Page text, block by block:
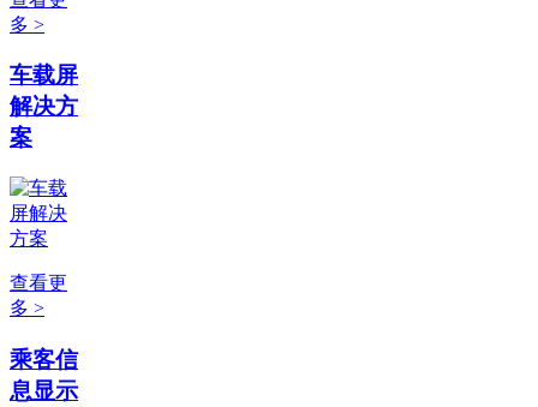
多 >
车载屏
解决方
案
查看更
多 >
乘客信
息显示